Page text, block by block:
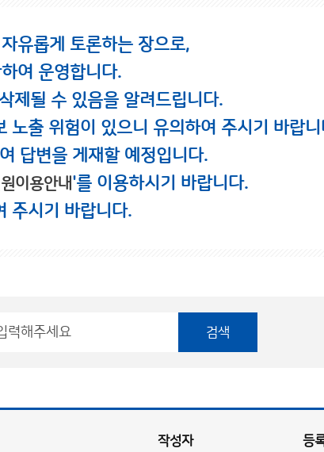
유롭게 토론하는 장으로,
여 운영합니다.
제될 수 있음을 알려드립니다.
노출 위험이 있으니 유의하여 주시기 바랍니
답변을 게재할 예정입니다.
이용안내'를 이용하시기 바랍니다.
주시기 바랍니다.
검색
작성자 등